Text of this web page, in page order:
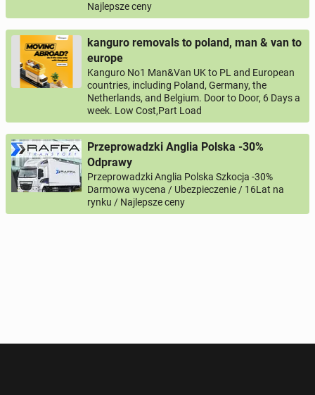
Najlepsze ceny
kanguro removals to poland, man & van to
europe
Kanguro No1 Man&Van UK to PL and European
countries, including Poland, Germany, the
Netherlands, and Belgium. Door to Door, 6 Days a
week. Low Cost,Part Load
Przeprowadzki Anglia Polska -30%
Odprawy
Przeprowadzki Anglia Polska Szkocja -30%
Darmowa wycena / Ubezpieczenie / 16Lat na
rynku / Najlepsze ceny